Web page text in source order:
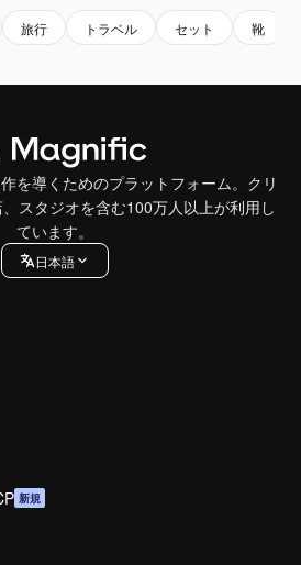
旅行 トラベル セット 靴
を導くためのプラットフォーム。クリ
スタジオを含む100万人以上が利用し
ています。
日本語
新規